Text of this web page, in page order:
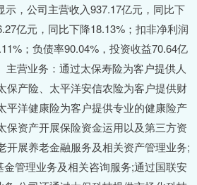
示，公司主营收入937.17亿元，同比下
亿元，同比下降18.13%；扣非净利润
；负债率90.04%，投资收益70.64亿
主营业务：通过太保寿险为客户提供人
保产险、太平洋安信农险为客户提供财
平洋健康险为客户提供专业的健康险产
保资产开展保险资金运用以及第三方资
开展养老金融服务及相关资产管理业务;
管理业务及相关咨询服务;通过国联安